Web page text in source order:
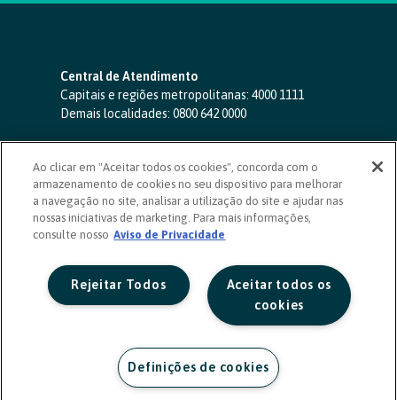
Central de Atendimento
Capitais e regiões metropolitanas: 4000 1111
Demais localidades: 0800 642 0000
SAC 24 horas-0800 724 4420
Ouvidoria
0800 725 0996
(de segunda a sexta, das 8h às 20h)
ouvidoriasicoob.com.br
Deficientes auditivos ou de fala
Ao clicar em "Aceitar todos os cookies", concorda com o
armazenamento de cookies no seu dispositivo para melhorar
a navegação no site, analisar a utilização do site e ajudar nas
nossas iniciativas de marketing. Para mais informações,
consulte nosso Aviso de Privacidade
Aceitar todos os
cookies
Rejeitar Todos
Definições de cookies